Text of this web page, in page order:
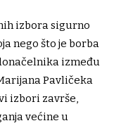
izbora sigurno
nego što je borba
između
Pavličeka
izbori završe,
većine u